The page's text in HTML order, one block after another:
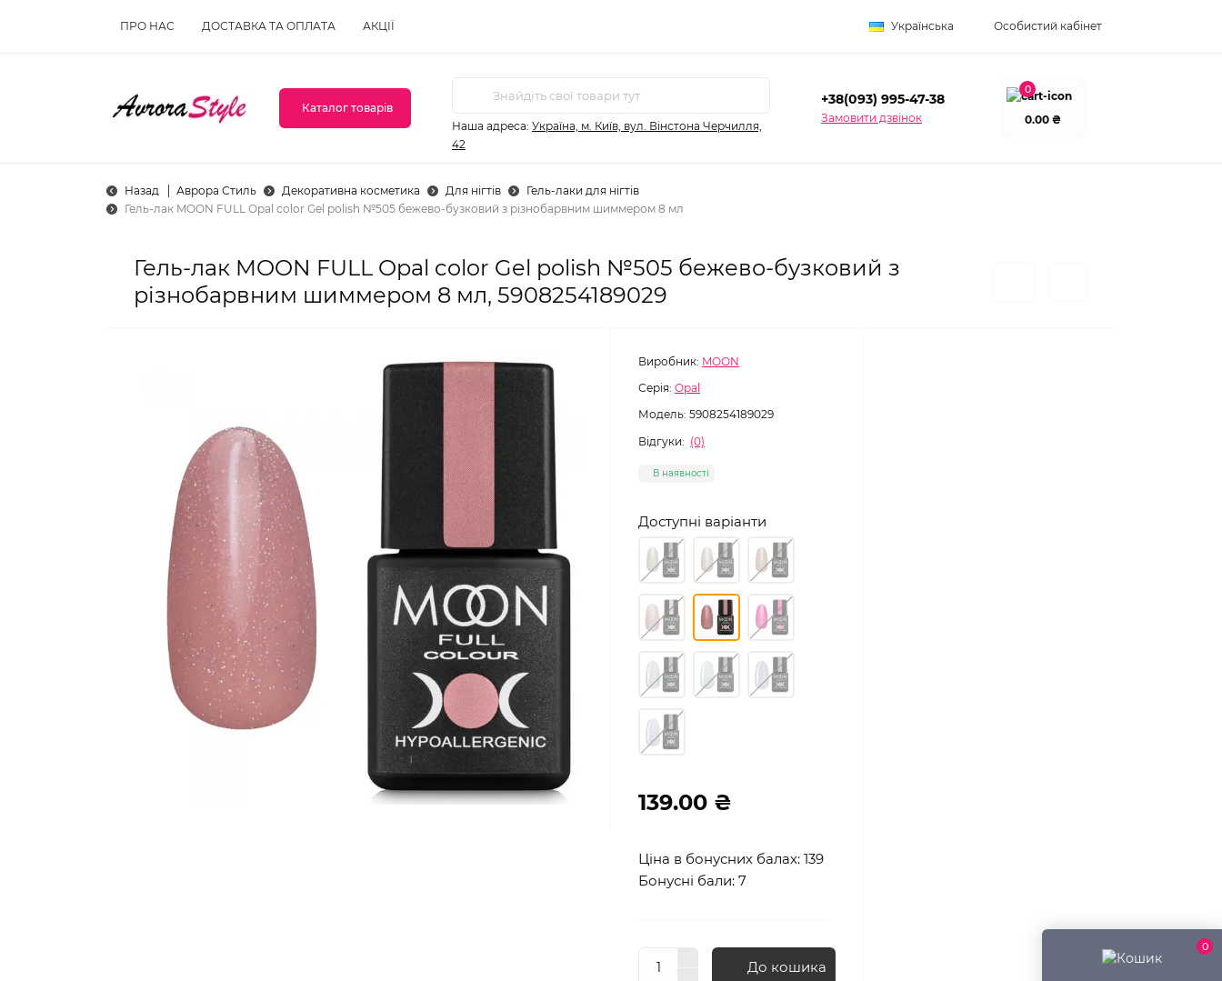
0
ПРО НАС ДОСТАВКА ТА ОПЛАТА АКЦІЇ Українська Особистий кабінет
Каталог товарів
Наша адреса: Україна, м. Київ, вул. Вінстона Черчилля,
42
+38(093) 995-47-38
Замовити дзвінок
0
0.00 ₴
Назад Аврора Стиль Декоративна косметика Для нігтів
Гель-лаки для нігтів
Гель-лак MOON FULL Opal color Gel polish №505 бежево-бузковий з різнобарвним шиммером 8 мл
Гель-лак MOON FULL Opal color Gel polish №505 бежево-бузковий з
різнобарвним шиммером 8 мл, 5908254189029
Виробник: MOON
Серія: Opal
Модель: 5908254189029
Відгуки: (0)
В наявності
Доступні варіанти
139.00 ₴
Ціна в бонусних балах: 139
Бонусні бали: 7
До кошика